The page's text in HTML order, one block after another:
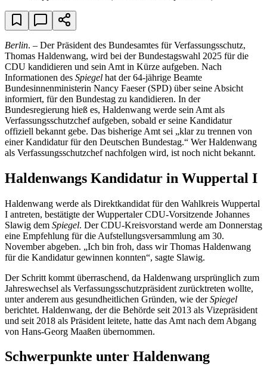
Berlin. – Der Präsident des Bundesamtes für Verfassungsschutz,
Thomas Haldenwang, wird bei der Bundestagswahl 2025 für die
CDU kandidieren und sein Amt in Kürze aufgeben. Nach
Informationen des Spiegel hat der 64-jährige Beamte
Bundesinnenministerin Nancy Faeser (SPD) über seine Absicht
informiert, für den Bundestag zu kandidieren. In der
Bundesregierung hieß es, Haldenwang werde sein Amt als
Verfassungsschutzchef aufgeben, sobald er seine Kandidatur
offiziell bekannt gebe. Das bisherige Amt sei „klar zu trennen von
einer Kandidatur für den Deutschen Bundestag.“ Wer Haldenwang
als Verfassungsschutzchef nachfolgen wird, ist noch nicht bekannt.
Haldenwangs Kandidatur in Wuppertal I
Haldenwang werde als Direktkandidat für den Wahlkreis Wuppertal
I antreten, bestätigte der Wuppertaler CDU-Vorsitzende Johannes
Slawig dem Spiegel. Der CDU-Kreisvorstand werde am Donnerstag
eine Empfehlung für die Aufstellungsversammlung am 30.
November abgeben. „Ich bin froh, dass wir Thomas Haldenwang
für die Kandidatur gewinnen konnten“, sagte Slawig.
Der Schritt kommt überraschend, da Haldenwang ursprünglich zum
Jahreswechsel als Verfassungsschutzpräsident zurücktreten wollte,
unter anderem aus gesundheitlichen Gründen, wie derSpiegel
berichtet. Haldenwang, der die Behörde seit 2013 als Vizepräsident
und seit 2018 als Präsident leitete, hatte das Amt nach dem Abgang
von Hans-Georg Maaßen übernommen.
Schwerpunkte unter Haldenwang